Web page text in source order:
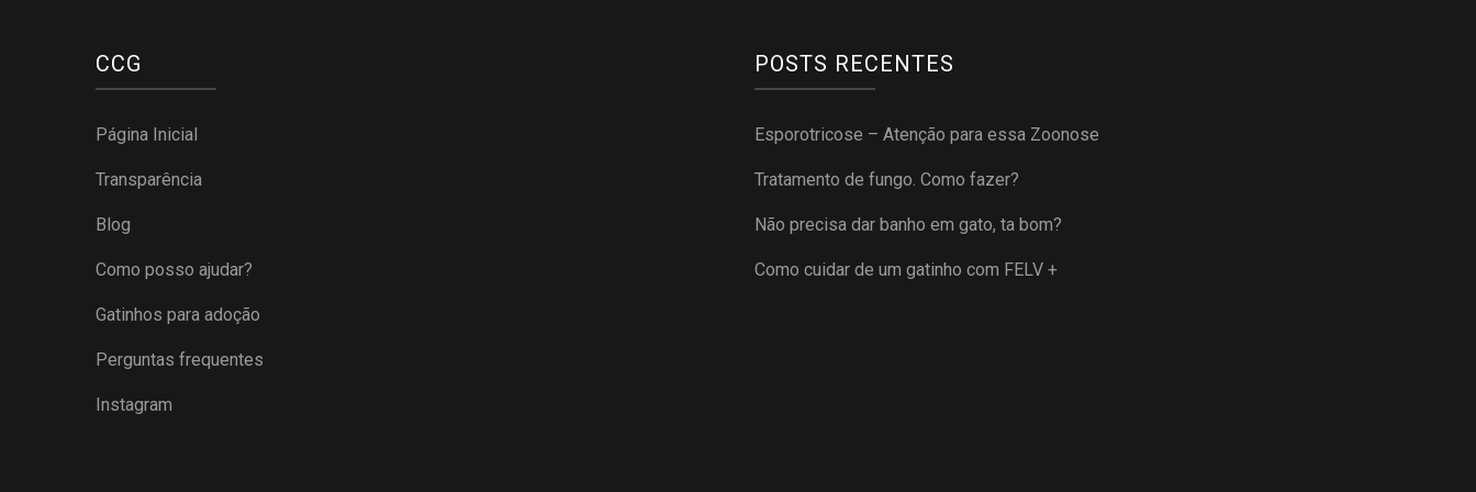
CCG
Página Inicial
Transparência
Blog
Como posso ajudar?
Gatinhos para adoção
Perguntas frequentes
Instagram
POSTS RECENTES
Esporotricose – Atenção para essa Zoonose
Tratamento de fungo. Como fazer?
Não precisa dar banho em gato, ta bom?
Como cuidar de um gatinho com FELV +